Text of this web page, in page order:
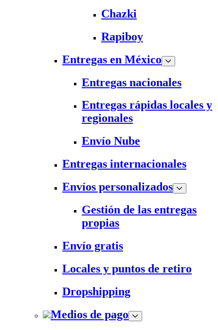
Chazki
Rapiboy
Entregas en México
Entregas nacionales
Entregas rápidas locales y
regionales
Envío Nube
Entregas internacionales
Envíos personalizados
Gestión de las entregas
propias
Envío gratis
Locales y puntos de retiro
Dropshipping
Medios de pago